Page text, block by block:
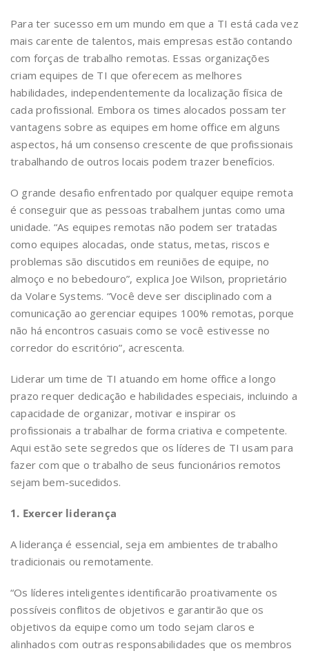
Para ter sucesso em um mundo em que a TI está cada vez
mais carente de talentos, mais empresas estão contando
com forças de trabalho remotas. Essas organizações
criam equipes de TI que oferecem as melhores
habilidades, independentemente da localização física de
cada profissional. Embora os times alocados possam ter
vantagens sobre as equipes em home office em alguns
aspectos, há um consenso crescente de que profissionais
trabalhando de outros locais podem trazer benefícios.
O grande desafio enfrentado por qualquer equipe remota
é conseguir que as pessoas trabalhem juntas como uma
unidade. “As equipes remotas não podem ser tratadas
como equipes alocadas, onde status, metas, riscos e
problemas são discutidos em reuniões de equipe, no
almoço e no bebedouro”, explica Joe Wilson, proprietário
da Volare Systems. “Você deve ser disciplinado com a
comunicação ao gerenciar equipes 100% remotas, porque
não há encontros casuais como se você estivesse no
corredor do escritório”, acrescenta.
Liderar um time de TI atuando em home office a longo
prazo requer dedicação e habilidades especiais, incluindo a
capacidade de organizar, motivar e inspirar os
profissionais a trabalhar de forma criativa e competente.
Aqui estão sete segredos que os líderes de TI usam para
fazer com que o trabalho de seus funcionários remotos
sejam bem-sucedidos.
1. Exercer liderança
A liderança é essencial, seja em ambientes de trabalho
tradicionais ou remotamente.
“Os líderes inteligentes identificarão proativamente os
possíveis conflitos de objetivos e garantirão que os
objetivos da equipe como um todo sejam claros e
alinhados com outras responsabilidades que os membros